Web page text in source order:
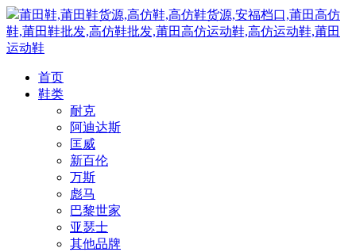
莆田鞋,莆田鞋货源,高仿鞋,高仿鞋货源,安福档口,莆田高仿
鞋,莆田鞋批发,高仿鞋批发,莆田高仿运动鞋,高仿运动鞋,莆田
运动鞋
首页
鞋类
耐克
阿迪达斯
匡威
新百伦
万斯
彪马
巴黎世家
亚瑟士
其他品牌